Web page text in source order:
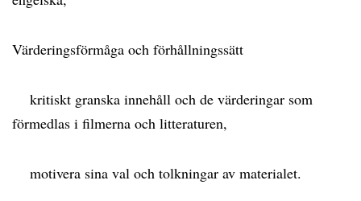
Värderingsförmåga och förhållningssätt
kritiskt granska innehåll och de värderingar som
förmedlas i filmerna och litteraturen,
motivera sina val och tolkningar av materialet.